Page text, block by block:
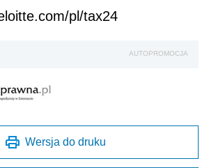
pl/tax24
AUTOPROMOCJA
Wersja do druku